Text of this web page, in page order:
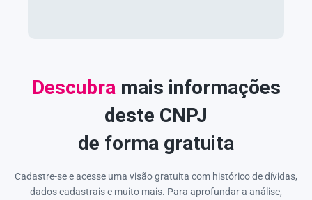
Descubramais informações
deste CNPJ
de forma gratuita
Cadastre-se e acesse uma visão gratuita com histórico de dívidas,
dados cadastrais e muito mais. Para aprofundar a análise,